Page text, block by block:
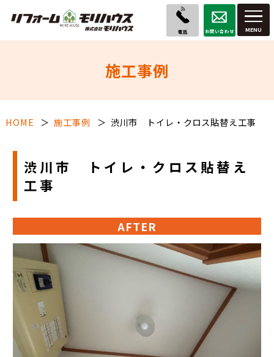
電話 お問い合わせ
施工事例
HOME 施工事例 渋川市 トイレ・クロス貼替え工事
渋川市 トイレ・クロス貼替え
工事
AFTER